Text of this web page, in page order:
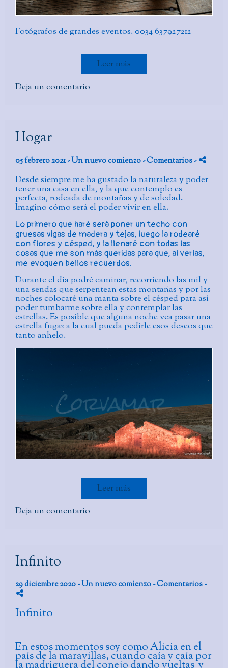
Fotógrafos de grandes eventos. 0034 637927212
Leer más
Deja un comentario
Hogar
05 febrero 2021 -Un nuevo comienzo- Comentarios-
Desde siempre me ha gustado la naturaleza y poder
tener una casa en ella, y la que contemplo es
perfecta, rodeada de montañas y de soledad.
Imagino cómo será el poder vivir en ella.
Lo primero que haré será poner un techo con
gruesas vigas de madera y tejas, luego la rodearé
con flores y césped, y la llenaré con todas las
cosas que me son más queridas para que, al verlas,
me evoquen bellos recuerdos.
Durante el día podré caminar, recorriendo las mil y
una sendas que serpentean estas montañas y por las
noches colocaré una manta sobre el césped para así
poder tumbarme sobre ella y contemplar las
estrellas. Es posible que alguna noche vea pasar una
estrella fugaz a la cual pueda pedirle esos deseos que
tanto anhelo.
Leer más
Deja un comentario
Infinito
29 diciembre 2020 -Un nuevo comienzo- Comentarios-
Infinito
En estos momentos soy como Alicia en el
país de la maravillas, cuando caía y caía por
la madriguera del conejo dando vueltas y